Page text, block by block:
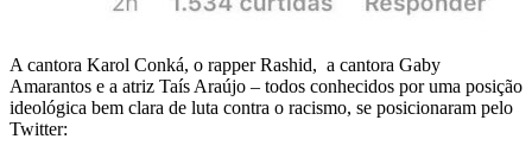
A cantora Karol Conká, o rapper Rashid, a cantora Gaby
Amarantos e a atriz Taís Araújo – todos conhecidos por uma posição
ideológica bem clara de luta contra o racismo, se posicionaram pelo
Twitter: